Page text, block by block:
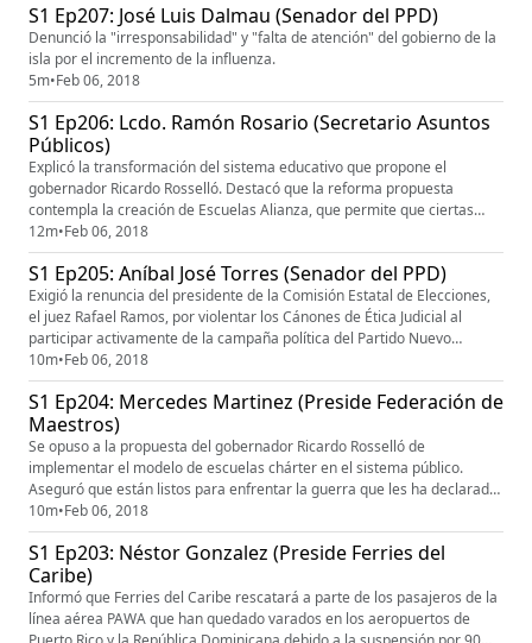
S1 Ep207: José Luis Dalmau (Senador del PPD)
Denunció la "irresponsabilidad" y "falta de atención" del gobierno de la
isla por el incremento de la influenza.
5m•Feb 06, 2018
S1 Ep206: Lcdo. Ramón Rosario (Secretario Asuntos
Públicos)
Explicó la transformación del sistema educativo que propone el
gobernador Ricardo Rosselló. Destacó que la reforma propuesta
contempla la creación de Escuelas Alianza, que permite que ciertas
entidades sin fines de lucro, como municipios, universidades o grupos
de padres administren ciertas escuelas para mejorar la enseñanza con
una administración más eficiente.
12m•Feb 06, 2018
S1 Ep205: Aníbal José Torres (Senador del PPD)
Exigió la renuncia del presidente de la Comisión Estatal de Elecciones,
el juez Rafael Ramos, por violentar los Cánones de Ética Judicial al
participar activamente de la campaña política del Partido Nuevo
Progresista durante las pasadas elecciones.
10m•Feb 06, 2018
S1 Ep204: Mercedes Martinez (Preside Federación de
Maestros)
Se opuso a la propuesta del gobernador Ricardo Rosselló de
implementar el modelo de escuelas chárter en el sistema público.
Aseguró que están listos para enfrentar la guerra que les ha declarado
el Primer Ejecutivo al hacer el anuncio.
10m•Feb 06, 2018
S1 Ep203: Néstor Gonzalez (Preside Ferries del
Caribe)
Informó que Ferries del Caribe rescatará a parte de los pasajeros de la
línea aérea PAWA que han quedado varados en los aeropuertos de